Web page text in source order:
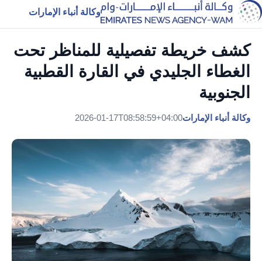
وكالة أنباء الإمارات
كشف خريطة تفصيلية للمناظر تحت
الغطاء الجليدي في القارة القطبية
الجنوبية
وكالة أنباء الإمارات2026-01-17T08:58:59+04:00